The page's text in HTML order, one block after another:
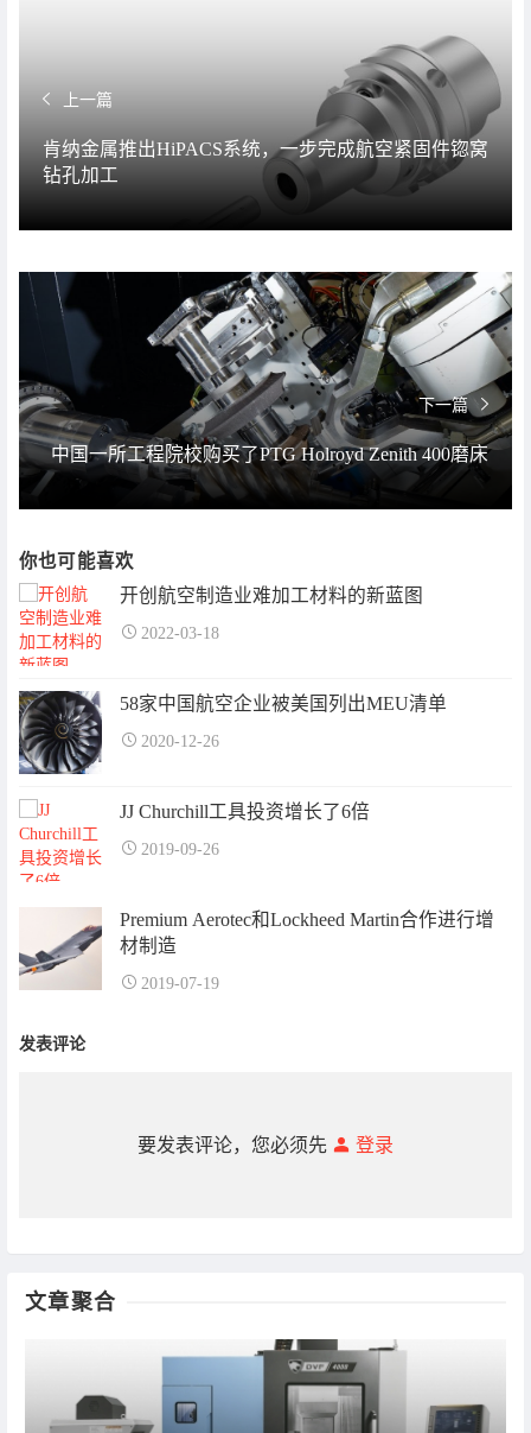
上一篇
肯纳金属推出HiPACS系统，一步完成航空紧固件锪窝
钻孔加工
下一篇
中国一所工程院校购买了PTG Holroyd Zenith 400磨床
你也可能喜欢
开创航空制造业难加工材料的新蓝图
2022-03-18
58家中国航空企业被美国列出MEU清单
2020-12-26
JJ Churchill工具投资增长了6倍
2019-09-26
Premium Aerotec和Lockheed Martin合作进行增
材制造
2019-07-19
发表评论
要发表评论，您必须先 登录
文章聚合